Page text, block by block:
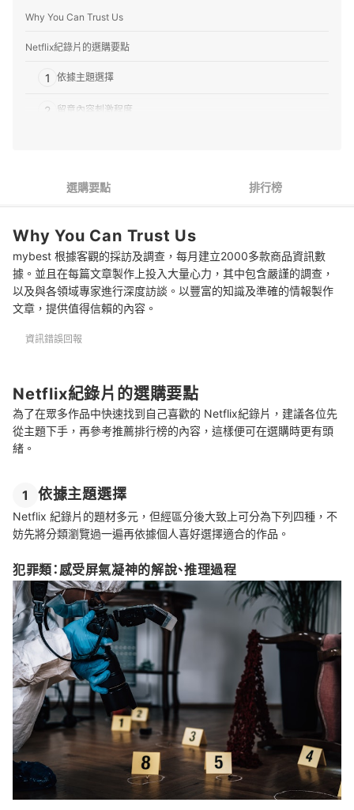
Why You Can Trust Us
Netflix紀錄片的選購要點
1 依據主題選擇
2 留意內容刺激程度
專家解惑！選購Netflix紀錄片的常見問題
Q：如何挑選適合闔家觀賞的Netflix紀錄片？
Q：紀錄片和一般電影、影集的不同之處？
Q：對於紀錄片所拍攝之內容可以完全相信嗎？
選購要點 排行榜
Why You Can Trust Us
mybest 根據客觀的採訪及調查，每月建立2000多款商品資訊數
據。並且在每篇文章製作上投入大量心力，其中包含嚴謹的調查，
以及與各領域專家進行深度訪談。以豐富的知識及準確的情報製作
文章，提供值得信賴的內容。
資訊錯誤回報
Netflix紀錄片的選購要點
為了在眾多作品中快速找到自己喜歡的 Netflix紀錄片，建議各位先
從主題下手，再參考推薦排行榜的內容，這樣便可在選購時更有頭
緒。
1 依據主題選擇
Netflix 紀錄片的題材多元，但經區分後大致上可分為下列四種，不
妨先將分類瀏覽過一遍再依據個人喜好選擇適合的作品。
犯罪類：感受屏氣凝神的解說、推理過程